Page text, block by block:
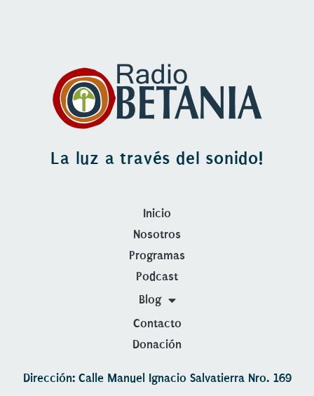
La luz a través del sonido!
Inicio
Nosotros
Programas
Podcast
Blog
Contacto
Donación
Dirección: Calle Manuel Ignacio Salvatierra Nro. 169